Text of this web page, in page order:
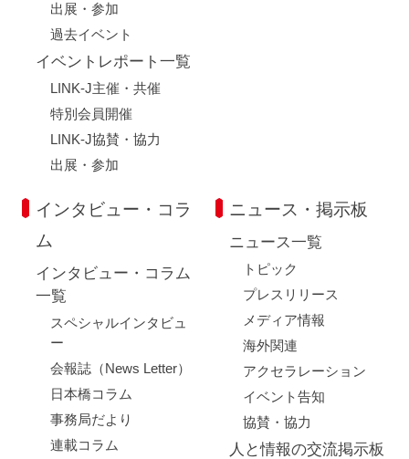
出展・参加
過去イベント
イベントレポート一覧
LINK-J主催・共催
特別会員開催
LINK-J協賛・協力
出展・参加
インタビュー・コラ
ム
インタビュー・コラム
一覧
スペシャルインタビュ
ー
会報誌（News Letter）
日本橋コラム
事務局だより
連載コラム
ニュース・掲示板
ニュース一覧
トピック
プレスリリース
メディア情報
海外関連
アクセラレーション
イベント告知
協賛・協力
人と情報の交流掲示板